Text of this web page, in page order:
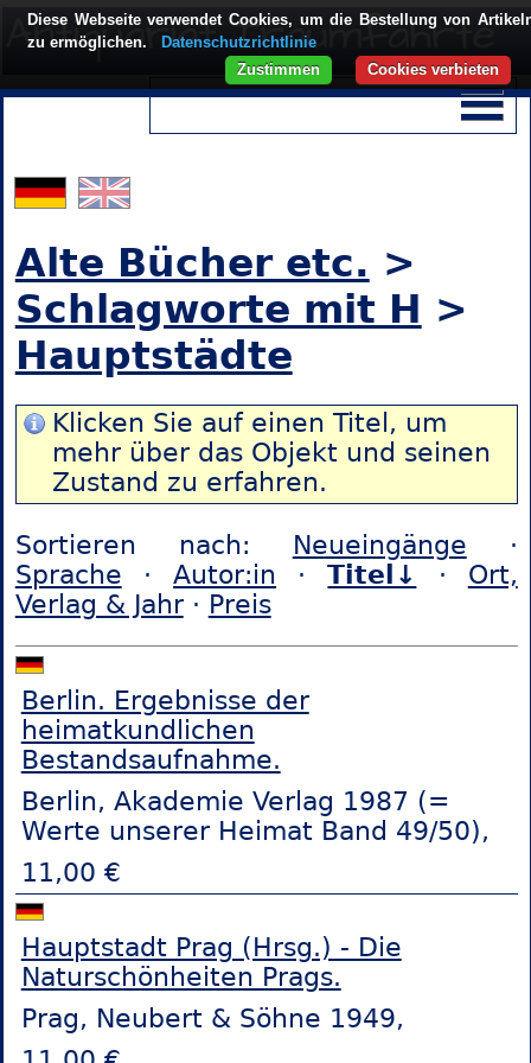
Alte Bücher etc. >
Schlagworte mit H >
Hauptstädte
Klicken Sie auf einen Titel, um
mehr über das Objekt und seinen
Zustand zu erfahren.
Sortieren nach: Neueingänge ·
Sprache ·Autor:in ·Titel↓ · Ort,
Verlag & Jahr· Preis
Berlin. Ergebnisse der
heimatkundlichen
Bestandsaufnahme.
Berlin, Akademie Verlag 1987 (=
Werte unserer Heimat Band 49/50),
11,00 €
Hauptstadt Prag (Hrsg.) - Die
Naturschönheiten Prags.
Prag, Neubert & Söhne 1949,
Diese Webseite verwendet Cookies, um die Bestellung von
zu ermöglichen.
Datenschutzrichtlinie
Cookies verbieten
Zustimmen